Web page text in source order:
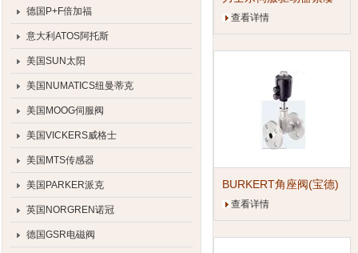
德国P+F倍加福
意大利ATOS阿托斯
美国SUN太阳
美国NUMATICS纽曼蒂克
美国MOOG伺服阀
美国VICKERS威格士
美国MTS传感器
美国PARKER派克
英国NORGREN诺冠
德国GSR电磁阀
型变频器
查看详情
BURKERT角座阀(宝德)
查看详情